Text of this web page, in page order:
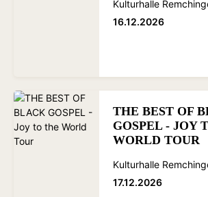
Kulturhalle
16.12.2026
THE BEST OF
GOSPEL - JOY
WORLD TOUR
Kulturhalle
17.12.2026